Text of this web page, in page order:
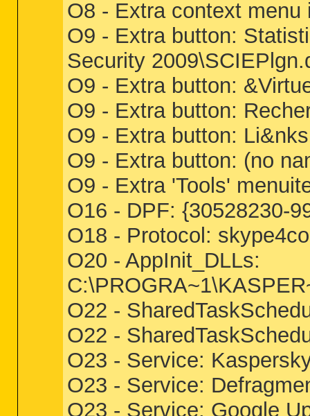
O8 - Extra context
O9 - Extra button:
Security
O9 - Extra button:
O9 - Extra button:
O9 - Extra button:
O9 - Extra button: (no
O9 - Extra 'Tools'
O16 - DPF: {30528230-
O18 - Protocol:
O20 - AppInit_DLLs:
O22 -
O22 -
O23 - Service:
O23 - Service:
O23 - Service: Google